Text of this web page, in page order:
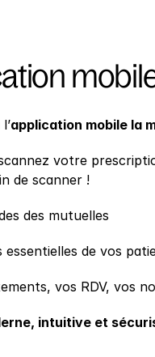
application mobile la
votre
de scanner !
des mutuelles
de vos
vos RDV, vos
intuitive et